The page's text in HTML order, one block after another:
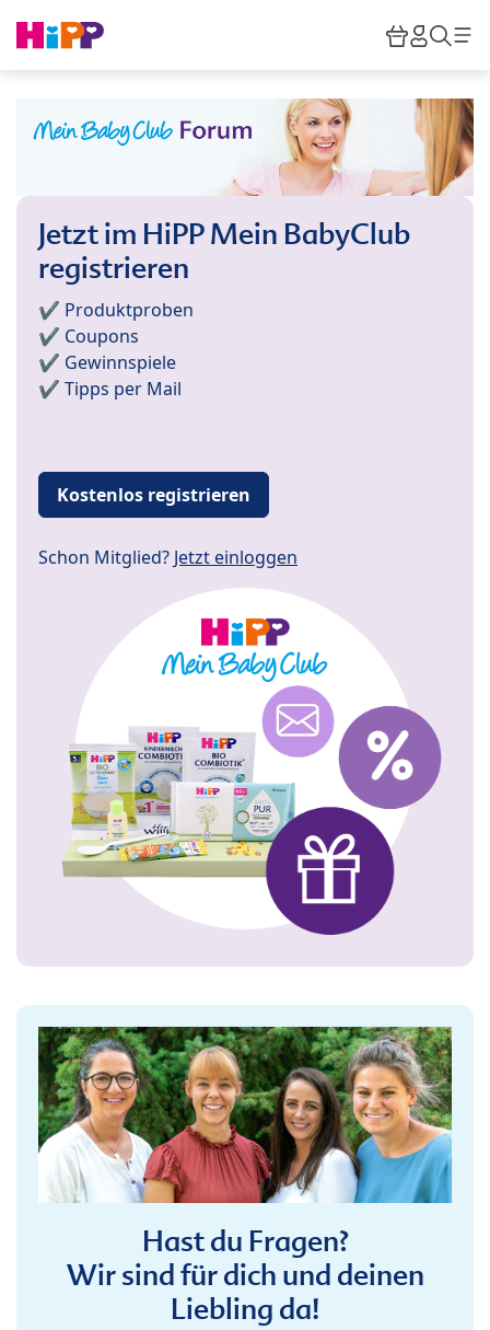
HiPP
Jetzt im HiPP Mein BabyClub
registrieren
✔️ Produktproben
✔️ Coupons
✔️ Gewinnspiele
✔️ Tipps per Mail
Kostenlos registrieren
Schon Mitglied? Jetzt einloggen
Hast du Fragen?
Wir sind für dich und deinen
Liebling da!